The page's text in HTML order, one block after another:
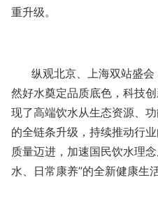
重升级。
纵观北京、上海双站盛
然好水奠定品质底色，科技
现了高端饮水从生态资源、
的全链条升级，持续推动行
质量迈进，加速国民饮水理念
水、日常康养”的全新健康生